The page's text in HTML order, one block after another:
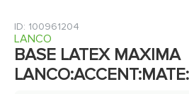
: 100961204
LANCO
BASE LATEX MAXIMA